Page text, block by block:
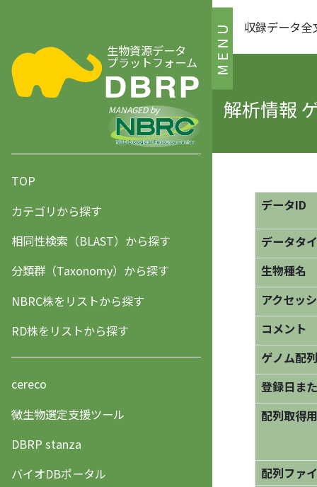
MENU
生物資源データ
プラットフォーム
MANAGED by
TOP
カテゴリから探す
相同性検索（BLAST）から探す
分類群（Taxonomy）から探す
NBRC株をリストから探す
RD株をリストから探す
cereco
微生物選定支援ツール
DBRP stanza
バイオDBポータル
収録データ全
解析情報
データID
データタ
生物種名
アクセッ
コメント
ゲノム配
登録日ま
配列取得
配列ファ